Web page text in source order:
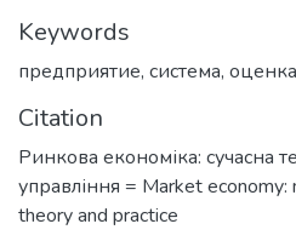
Keywords
предприятие, система, оценка
Citation
Ринкова економіка: сучасна
управління = Market
theory and practice